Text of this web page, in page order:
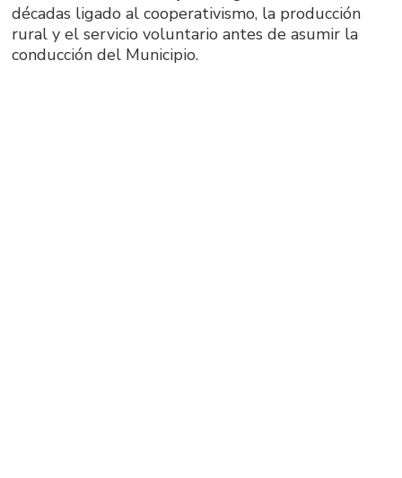
décadas ligado al cooperativismo, la producción
rural y el servicio voluntario antes de asumir la
conducción del Municipio.